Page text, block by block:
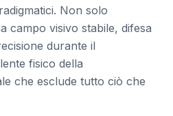
Non solo
campo visivo stabile, difesa
durante il
fisico della
che esclude tutto ciò che